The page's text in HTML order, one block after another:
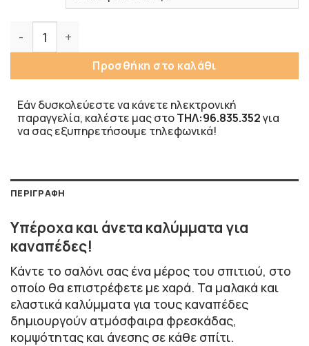
Προσθήκη στο καλάθι
Εάν δυσκολεύεστε να κάνετε ηλεκτρονική
παραγγελία, καλέστε μας στοΤΗΛ:96.835.352για
να σας εξυπηρετήσουμε τηλεφωνικά!
ΠΕΡΙΓΡΑΦΉ
Υπέροχα και άνετα καλύμματα για
καναπέδες!
Κάντε το σαλόνι σας ένα μέρος του σπιτιού, στο
οποίο θα επιστρέφετε με χαρά. Τα μαλακά και
ελαστικά καλύμματα για τους καναπέδες
δημιουργούν ατμόσφαιρα φρεσκάδας,
κομψότητας και άνεσης σε κάθε σπίτι.